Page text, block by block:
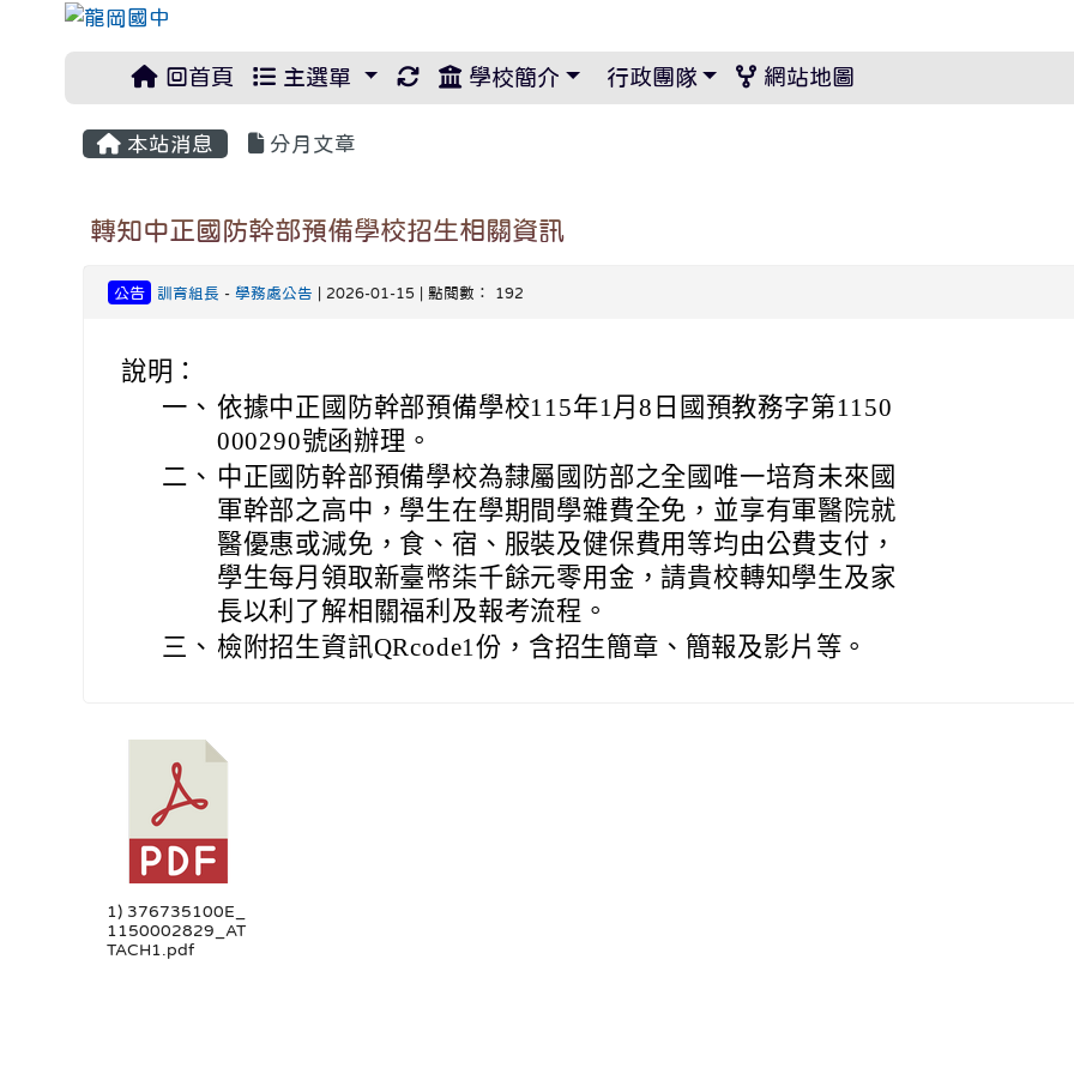
回首頁 主選單 重新取得佈景設定
學校簡介 行政團隊 網站地圖
本站消息 分月文章
轉知中正國防幹部預備學校招生相關資訊
公告 訓育組長 - 學務處公告 | 2026-01-15 | 點閱數： 192
說明：
一、 依據中正國防幹部預備學校115年1月8日國預教務字第1150
000290號函辦理。
二、 中正國防幹部預備學校為隸屬國防部之全國唯一培育未來國
軍幹部之高中，學生在學期間學雜費全免，並享有軍醫院就
醫優惠或減免，食、宿、服裝及健保費用等均由公費支付，
學生每月領取新臺幣柒千餘元零用金，請貴校轉知學生及家
長以利了解相關福利及報考流程。
三、 檢附招生資訊QRcode1份，含招生簡章、簡報及影片等。
1) 376735100E_
1150002829_AT
TACH1.pdf